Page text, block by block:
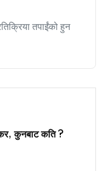
तपाईंको हुन
कुनबाट कति ?